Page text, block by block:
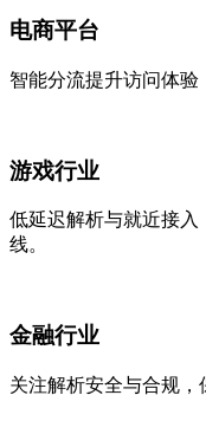
电商平台
智能分流提升访问体验
游戏行业
低延迟解析与就近接
线。
金融行业
关注解析安全与合规，